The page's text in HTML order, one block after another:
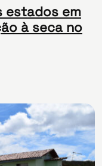
estados em
à seca no